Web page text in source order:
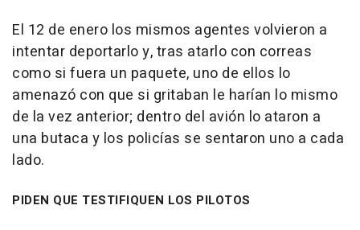
El 12 de enero los mismos agentes volvieron a
intentar deportarlo y, tras atarlo con correas
como si fuera un paquete, uno de ellos lo
amenazó con que si gritaban le harían lo mismo
de la vez anterior; dentro del avión lo ataron a
una butaca y los policías se sentaron uno a cada
lado.
PIDEN QUE TESTIFIQUEN LOS PILOTOS